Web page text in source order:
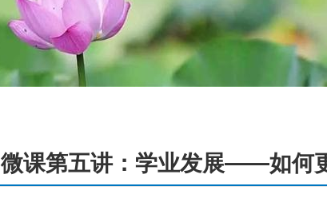
微课第五讲：学业发展——如何